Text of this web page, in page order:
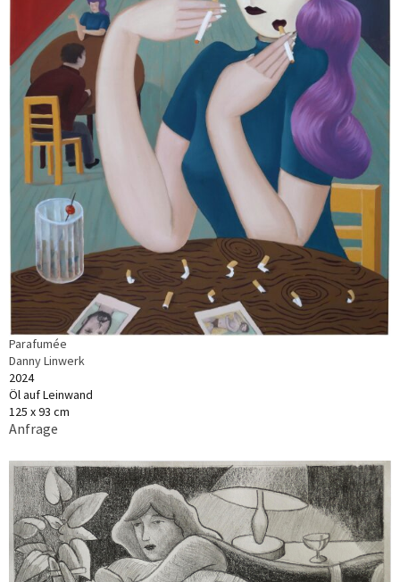
Parafumée
Danny Linwerk
2024
Öl auf Leinwand
125 x 93 cm
Anfrage